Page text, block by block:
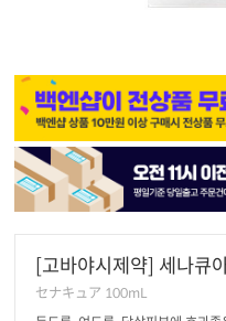
[고바야시제약] 세나큐
セナキュア 100mL